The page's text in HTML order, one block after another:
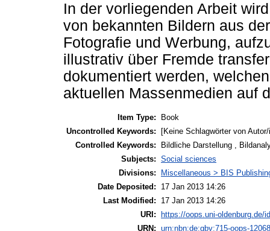
In der vorliegenden Arbeit
von bekannten Bildern aus
Fotografie und Werbung,
illustrativ über Fremde
dokumentiert werden,
aktuellen Massenmedien auf
Item Type:
Book
Uncontrolled Keywords:
[Keine Schlagwörter von
Controlled Keywords:
Bildliche Darstellung ,
Subjects: Social sciences
Divisions:
Miscellaneous > BIS
Date Deposited:
17 Jan 2013 14:26
Last Modified:
17 Jan 2013 14:26
URI:
https://oops.uni-oldenburg.de/
URN: urn:nbn:de:gbv:715-oops-12068